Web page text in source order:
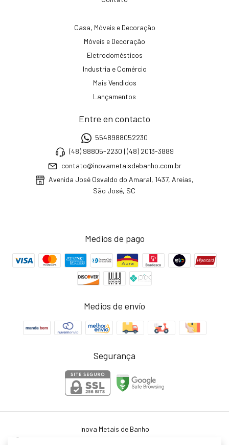
Casa, Móveis e Decoração
Móveis e Decoração
Eletrodomésticos
Industria e Comércio
Mais Vendidos
Lançamentos
Entre en contacto
5548988052230
(48) 98805-2230 | (48) 2013-3889
contato@inovametaisdebanho.com.br
Avenida José Osvaldo do Amaral, 1437, Areias,
São José, SC
Medios de pago
Medios de envío
Segurança
Inova Metais de Banho
©2026. Inova Metais - 45754364000103. Todos los derechos reservados.